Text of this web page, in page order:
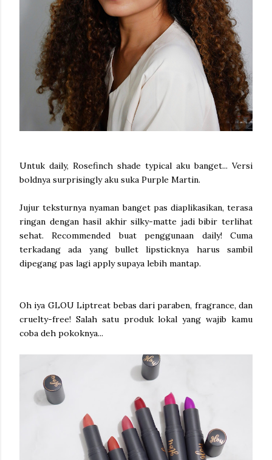
Untuk daily, Rosefinch shade typical aku banget... Versi
boldnya surprisingly aku suka Purple Martin.
Jujur teksturnya nyaman banget pas diaplikasikan, terasa
ringan dengan hasil akhir silky-matte jadi bibir terlihat
sehat. Recommended buat penggunaan daily! Cuma
terkadang ada yang bullet lipsticknya harus sambil
dipegang pas lagi apply supaya lebih mantap.
Oh iya GLOU Liptreat bebas dari paraben, fragrance, dan
cruelty-free! Salah satu produk lokal yang wajib kamu
coba deh pokoknya...